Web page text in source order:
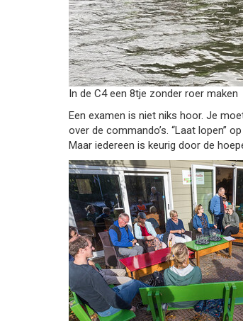
In de C4 een 8tje zonder roer maken
Een examen is niet niks hoor. Je
over de commando’s. “Laat lopen”
Maar iedereen is keurig door de